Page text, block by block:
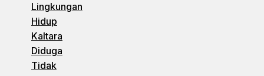
Lingkungan
Hidup
Kaltara
Diduga
Tidak